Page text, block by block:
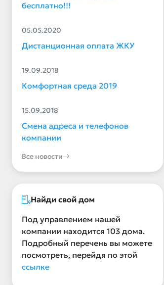
бесплатно!!!
05.05.2020
Дистанционная оплата ЖКУ
19.09.2018
Комфортная среда 2019
15.09.2018
Смена адреса и телефонов
компании
Все новости
Найди свой дом
Под управлением нашей
компании находится 103 дома.
Подробный перечень вы можете
посмотреть, перейдя по этой
ссылке